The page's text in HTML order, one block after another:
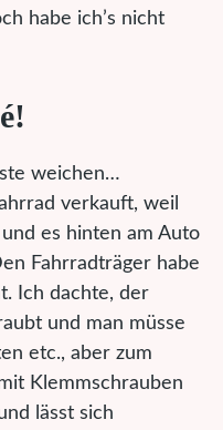
habe ich’s nicht
weichen…
verkauft, weil
es hinten am Auto
Fahrradträger habe
Ich dachte, der
und man müsse
etc., aber zum
Klemmschrauben
lässt sich